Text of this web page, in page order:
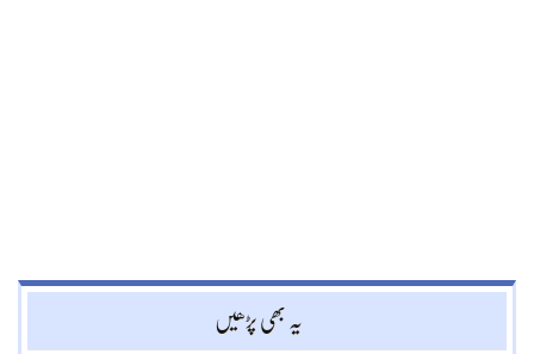
یہ بھی پڑھیں